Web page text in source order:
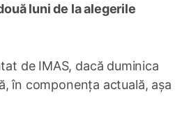
luni de la alegerile
de IMAS, dacă duminica
în componența actuală, așa